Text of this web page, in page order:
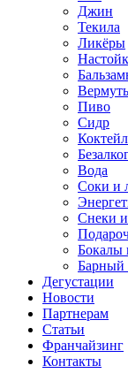
Джин
Текила
Ликёры
Пиво
Сидр
Вода
Соки и
Снеки
Бокалы
Барный
Дегустации
Новости
Партнерам
Статьи
Франчайзинг
Контакты